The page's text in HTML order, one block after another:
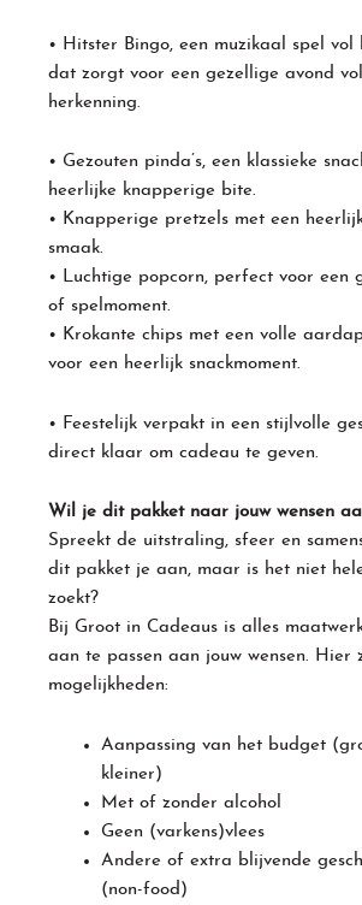
• Hitster Bingo, een muzikaal spel vol
dat zorgt voor een gezellige avond
herkenning.
• Gezouten pinda’s, een klassieke
heerlijke knapperige bite.
• Knapperige pretzels met een
smaak.
• Luchtige popcorn, perfect voor een
of spelmoment.
• Krokante chips met een volle
voor een heerlijk snackmoment.
• Feestelijk verpakt in een stijlvolle
direct klaar om cadeau te geven.
Wil je dit pakket naar jouw wensen
Spreekt de uitstraling, sfeer en
dit pakket je aan, maar is het niet
zoekt?
Bij Groot in Cadeaus is alles
aan te passen aan jouw wensen. Hier
mogelijkheden:
Aanpassing van het budget
kleiner)
Met of zonder alcohol
Geen (varkens)vlees
Andere of extra blijvende
(non-food)